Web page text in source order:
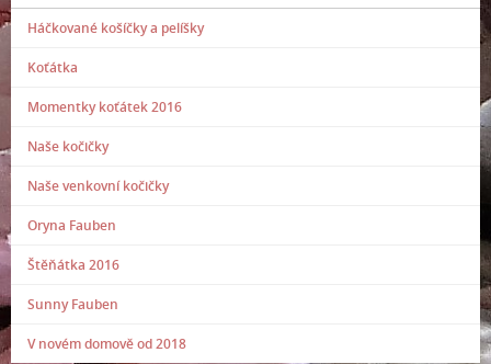
Háčkované košíčky a pelíšky
Koťátka
Momentky koťátek 2016
Naše kočičky
Naše venkovní kočičky
Oryna Fauben
Štěňátka 2016
Sunny Fauben
V novém domově od 2018